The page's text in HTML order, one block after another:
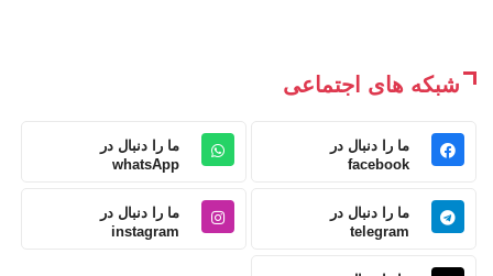
شبکه های اجتماعی
ما را دنبال در
facebook
ما را دنبال در
whatsApp
ما را دنبال در
telegram
ما را دنبال در
instagram